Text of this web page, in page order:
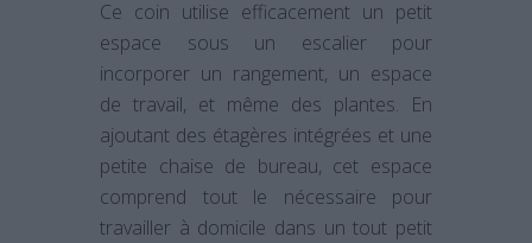
Ce coin utilise efficacement un petit
espace sous un escalier pour
incorporer un rangement, un espace
de travail, et même des plantes. En
ajoutant des étagères intégrées et une
petite chaise de bureau, cet espace
comprend tout le nécessaire pour
travailler à domicile dans un tout petit